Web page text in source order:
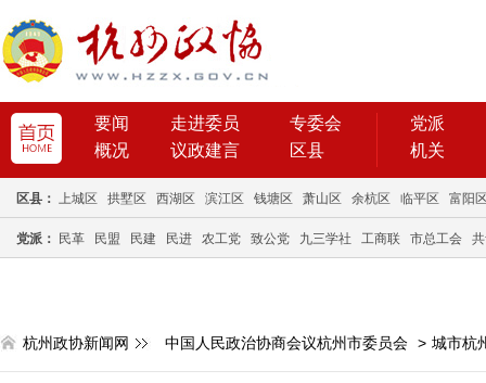
要闻 走进委员
专委会
概况
议政建言 区县
党派
机关
区县： 上城区 拱墅区 西湖区 滨江区 钱塘区 萧山区 余杭区 临平区 富阳
党派： 民革 民盟 民建 民进 农工党 致公党 九三学社 工商联 市总工会
杭州政协新闻网 中国人民政治协商会议杭州市委员会 > 城市杭